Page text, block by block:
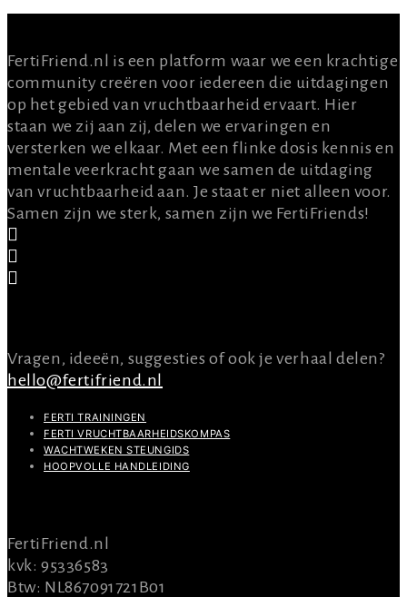
FertiFriend.nl is een platform waar we een krachtige
community creëren voor iedereen die uitdagingen
op het gebied van vruchtbaarheid ervaart. Hier
staan we zij aan zij, delen we ervaringen en
versterken we elkaar. Met een flinke dosis kennis en
mentale veerkracht gaan we samen de uitdaging
van vruchtbaarheid aan. Je staat er niet alleen voor.
Samen zijn we sterk, samen zijn we FertiFriends!
Vragen, ideeën, suggesties of ook je verhaal delen?
hello@fertifriend.nl
FERTI TRAININGEN
FERTI VRUCHTBAARHEIDSKOMPAS
WACHTWEKEN STEUNGIDS
HOOPVOLLE HANDLEIDING
FertiFriend.nl
kvk: 95336583
Btw: NL867091721B01